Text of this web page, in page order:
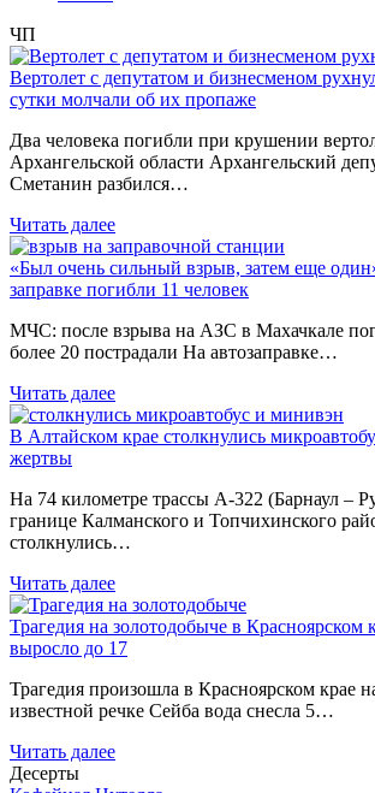
ЧП
Вертолет с депутатом и бизнесменом
сутки молчали об их пропаже
Два человека погибли при крушении
Архангельской области Архангельский
Сметанин разбился…
Читать далее
«Был очень сильный взрыв, затем еще
заправке погибли 11 человек
МЧС: после взрыва на АЗС в Махачкале
более 20 пострадали На автозаправке…
Читать далее
В Алтайском крае столкнулись
жертвы
На 74 километре трассы А-322 (Барнаул –
границе Калманского и Топчихинского
столкнулись…
Читать далее
Трагедия на золотодобыче в Красноярском
выросло до 17
Трагедия произошла в Красноярском крае
известной речке Сейба вода снесла 5…
Читать далее
Десерты